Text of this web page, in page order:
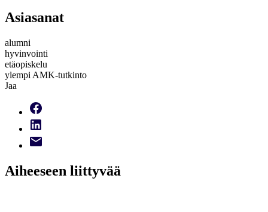
Asiasanat
alumni
hyvinvointi
etäopiskelu
ylempi AMK-tutkinto
Jaa
Aiheeseen liittyvää